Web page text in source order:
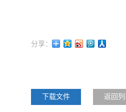
下载文件 返回列